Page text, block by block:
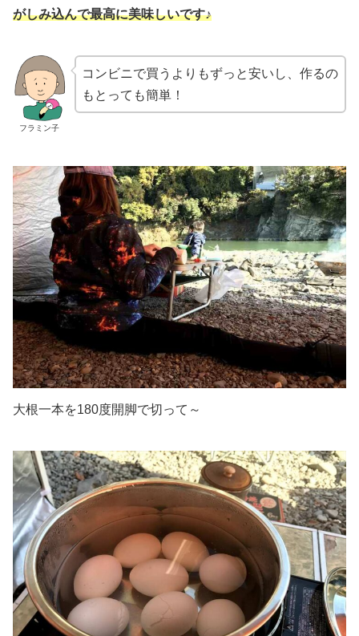
がしみ込んで最高に美味しいです♪
フラミン子
コンビニで買うよりもずっと安いし、作るの
もとっても簡単！
大根一本を180度開脚で切って～